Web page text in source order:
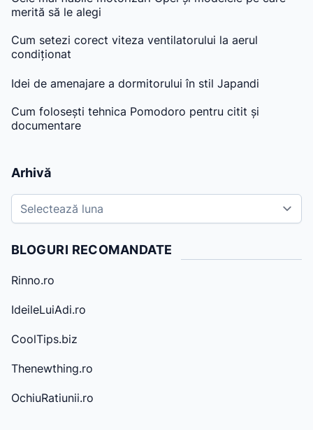
merită să le alegi
Cum setezi corect viteza ventilatorului la aerul
condiționat
Idei de amenajare a dormitorului în stil Japandi
Cum folosești tehnica Pomodoro pentru citit și
documentare
Arhivă
r
i
v
BLOGURI RECOMANDATE
Rinno.ro
IdeileLuiAdi.ro
CoolTips.biz
Thenewthing.ro
OchiuRatiunii.ro